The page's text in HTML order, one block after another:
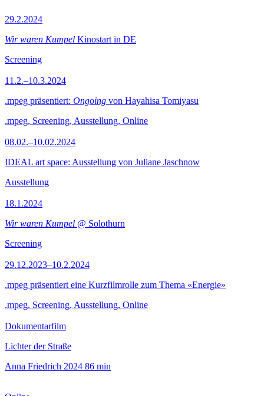
29.2.2024
Wir waren Kumpel Kinostart in DE
Screening
11.2.–10.3.2024
.mpeg präsentiert: Ongoing von Hayahisa Tomiyasu
.mpeg, Screening, Ausstellung, Online
08.02.–10.02.2024
IDEAL art space: Ausstellung von Juliane Jaschnow
Ausstellung
18.1.2024
Wir waren Kumpel @ Solothurn
Screening
29.12.2023–10.2.2024
.mpeg präsentiert eine Kurzfilmrolle zum Thema «Energie»
.mpeg, Screening, Ausstellung, Online
Dokumentarfilm
Lichter der Straße
Anna Friedrich 2024 86 min